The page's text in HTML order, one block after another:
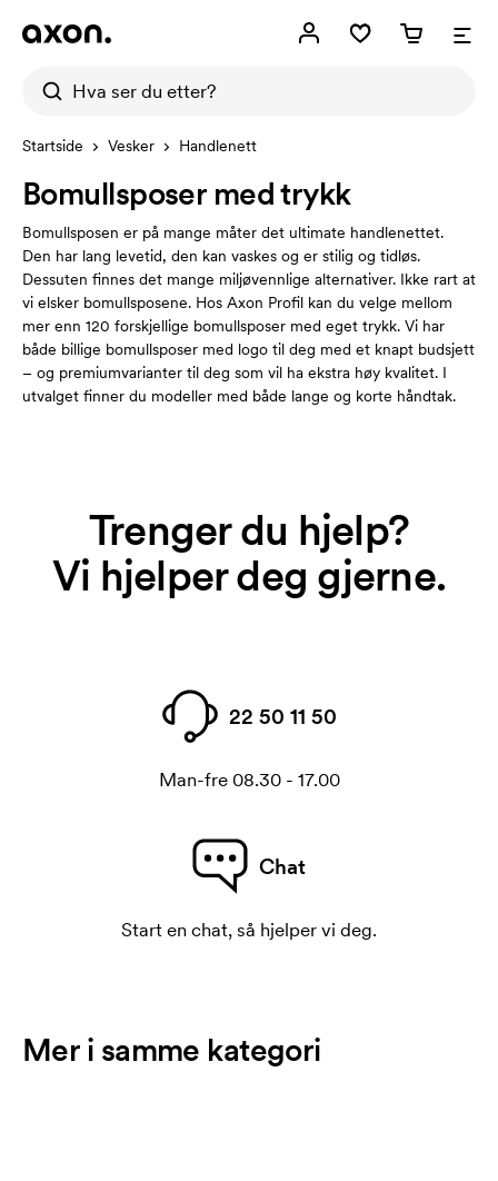
Startside Vesker Handlenett
Bomullsposer med trykk
Bomullsposen er på mange måter det ultimate handlenettet.
Den har lang levetid, den kan vaskes og er stilig og tidløs.
Dessuten finnes det mange miljøvennlige alternativer. Ikke rart at
vi elsker bomullsposene. Hos Axon Profil kan du velge mellom
mer enn 120 forskjellige bomullsposer med eget trykk. Vi har
både billige bomullsposer med logo til deg med et knapt budsjett
– og premiumvarianter til deg som vil ha ekstra høy kvalitet. I
utvalget finner du modeller med både lange og korte håndtak.
Trenger du hjelp?
Vi hjelper deg gjerne.
22 50 11 50
Man-fre 08.30 - 17.00
Chat
Start en chat, så hjelper vi deg.
Mer i samme kategori